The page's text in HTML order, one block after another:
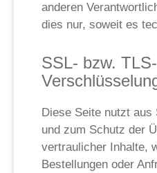
anderen
dies nur, soweit es
SSL- bzw. TLS-
Diese Seite nutzt aus
und zum Schutz der
vertraulicher Inhalte,
Bestellungen oder